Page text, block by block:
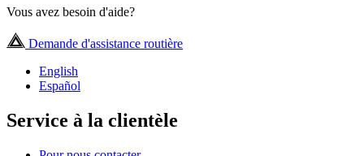
Vous avez besoin d'aide?
Demande d'assistance routière
English
Español
Service à la clientèle